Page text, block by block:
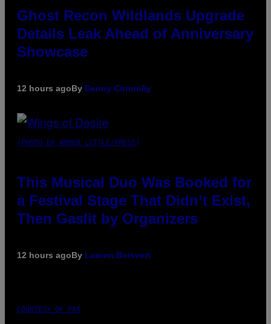
Ghost Recon Wildlands Upgrade
Details Leak Ahead of Anniversary
Showcase
12 hours agoBy Denny Connolly
(PHOTO BY AMBER LITTLE/PRESS)
This Musical Duo Was Booked for
a Festival Stage That Didn’t Exist,
Then Gaslit by Organizers
12 hours agoBy Lauren Boisvert
COURTESY OF PAX